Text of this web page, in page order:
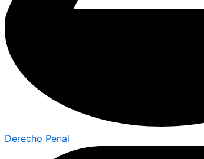
Derecho Penal